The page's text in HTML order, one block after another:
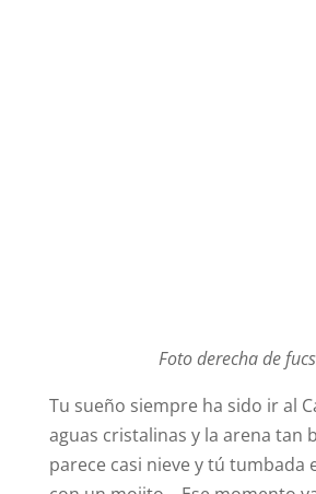
Foto derecha de
Tu sueño siempre ha sido ir al
aguas cristalinas y la arena tan
parece casi nieve y tú tumbada